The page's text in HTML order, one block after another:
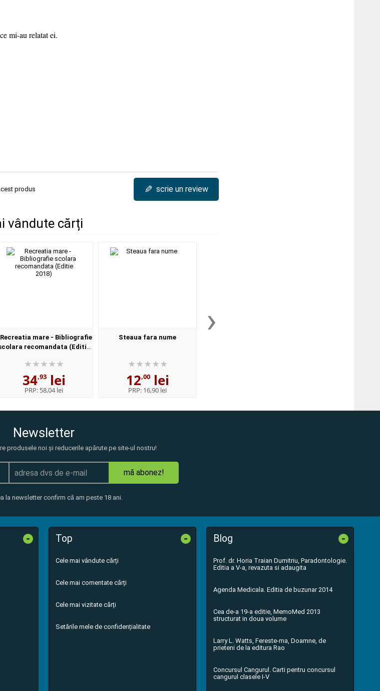
mi-au relatat ei.
produs ✎ scrie un review
vândute cărți
Recreatia mare - Bibliografie
recomandata (Editie
34,93lei
PRP: 58,04 lei
Steaua fara nume
12,00lei
PRP: 16,90 lei
›
Newsletter
produsele noi și reducerile apărute pe site-ul nostru!
mă abonez!
la newsletter confirm că am peste 18 ani.
- Top -
Cele mai vândute cărți
Cele mai comentate cărți
Cele mai vizitate cărți
Setările mele de confidențialitate
Blog -
Prof. dr. Horia Traian Dumitriu, Paradontologie.
Editia a V-a, revazuta si adaugita
Agenda Medicala. Editia de buzunar 2014
Cea de-a 19-a editie, MemoMed 2013
structurat in doua volume
Larry L. Watts, Fereste-ma, Doamne, de
prieteni de la editura Rao
Concursul Cangurul. Carti pentru concursul
cangurul clasele I-V